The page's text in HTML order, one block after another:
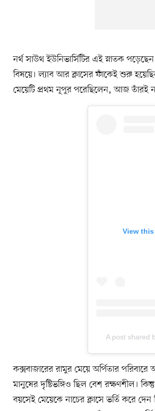
নর্থ সাউথ ইউনিভার্সিটির এই স্নাতক
বিষয়ে। ল্যাব আর ক্লাসের ফাঁকেই শুরু
মেয়েটি প্রথম নূপুর পরেছিলেন, আজ তাঁরই
View
A post shared
কক্সবাজারের রামুর মেয়ে অর্পিতার
মানুষের দৃষ্টিভঙ্গিও ছিল বেশ রক্ষণশীল।
বয়সেই মেয়েকে নাচের ক্লাসে ভর্তি করে